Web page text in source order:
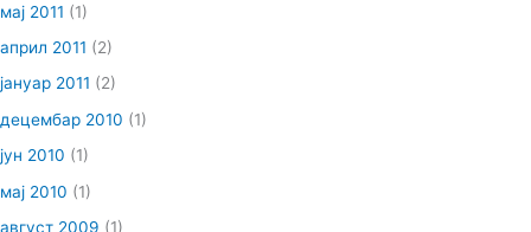
мај 2011 (1)
април 2011 (2)
јануар 2011 (2)
децембар 2010 (1)
јун 2010 (1)
мај 2010 (1)
август 2009 (1)